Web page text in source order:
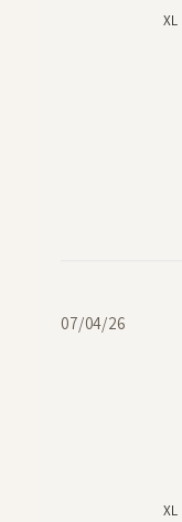
XL
XL
תאריך07/04/26